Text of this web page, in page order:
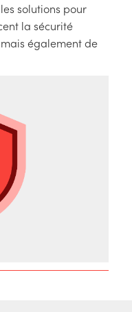
solutions pour
la sécurité
également de